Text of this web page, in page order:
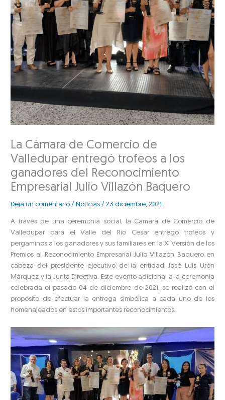
La Cámara de Comercio de
Valledupar entregó trofeos a los
ganadores del Reconocimiento
Empresarial Julio Villazón Baquero
Deja un comentario / Noticias /23 diciembre, 2021
A través de una ceremonia social, la Cámara de Comercio de
Valledupar para el Valle del Río Cesar entregó trofeos y
pergaminos a los ganadores y sus familiares en la XI Versión de los
Premios al Reconocimiento Empresarial Julio Villazón Baquero en
cabeza del presidente ejecutivo de la entidad José Luis Urón
Márquez y la Junta Directiva. Este evento adicional a la ceremonia
celebrada el pasado 04 de diciembre de 2021, se realizó con el
propósito de efectuar la entrega simbólica a cada uno de los
homenajeados en estos importantes reconocimientos.